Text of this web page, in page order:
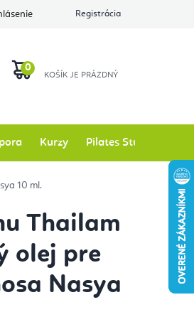
Registrácia
KOŠÍK
Kurzy Pilates Studio
10 ml.
Thailam
olej pre
Nasya